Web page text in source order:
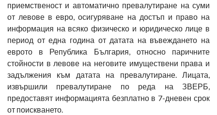
приемственост и автоматично превалутиране на суми
от левове в евро, осигуряване на достъп и право на
информация на всяко физическо и юридическо лице в
период от една година от датата на въвеждането на
еврото в Република България, относно паричните
стойности в левове на неговите имуществени права и
задължения към датата на превалутиране. Лицата,
извършили превалутиране по реда на ЗВЕРБ,
предоставят информацията безплатно в 7-дневен срок
от поискването.